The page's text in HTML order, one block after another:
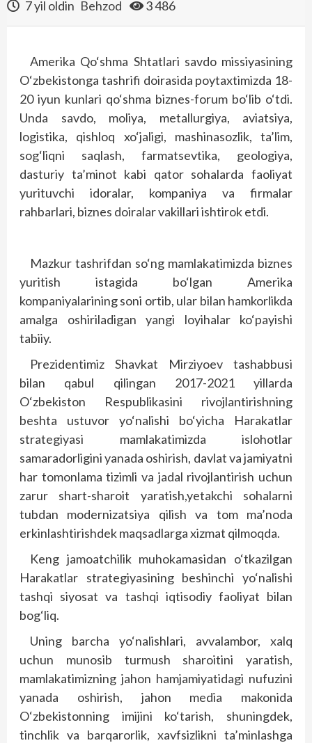
7 yil oldin Behzod 3 486
Amerika Qo‘shma Shtatlari savdo missiyasining
O‘zbekistonga tashrifi doirasida poytaxtimizda 18-
20 iyun kunlari qo‘shma biznes-forum bo‘lib o‘tdi.
Unda savdo, moliya, metallurgiya, aviatsiya,
logistika, qishloq xo‘jaligi, mashinasozlik, ta’lim,
sog‘liqni saqlash, farmatsevtika, geologiya,
dasturiy ta’minot kabi qator sohalarda faoliyat
yurituvchi idoralar, kompaniya va firmalar
rahbarlari, biznes doiralar vakillari ishtirok etdi.
Mazkur tashrifdan so‘ng mamlakatimizda biznes
yuritish istagida bo‘lgan Amerika
kompaniyalarining soni ortib, ular bilan hamkorlikda
amalga oshiriladigan yangi loyihalar ko‘payishi
tabiiy.
Prezidentimiz Shavkat Mirziyoev tashabbusi
bilan qabul qilingan 2017-2021 yillarda
O‘zbekiston Respublikasini rivojlantirishning
beshta ustuvor yo‘nalishi bo‘yicha Harakatlar
strategiyasi mamlakatimizda islohotlar
samaradorligini yanada oshirish, davlat va jamiyatni
har tomonlama tizimli va jadal rivojlantirish uchun
zarur shart-sharoit yaratish,yetakchi sohalarni
tubdan modernizatsiya qilish va tom ma’noda
erkinlashtirishdek maqsadlarga xizmat qilmoqda.
Keng jamoatchilik muhokamasidan o‘tkazilgan
Harakatlar strategiyasining beshinchi yo‘nalishi
tashqi siyosat va tashqi iqtisodiy faoliyat bilan
bog‘liq.
Uning barcha yo‘nalishlari, avvalambor, xalq
uchun munosib turmush sharoitini yaratish,
mamlakatimizning jahon hamjamiyatidagi nufuzini
yanada oshirish, jahon media makonida
O‘zbekistonning imijini ko‘tarish, shuningdek,
tinch­lik va barqarorlik, xavfsizlikni ta’minlashga